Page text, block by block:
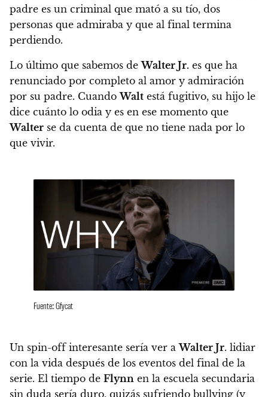
padre es un criminal que mató a su tío, dos
personas que admiraba y que al final termina
perdiendo.
Lo último que sabemos deWalter Jr. es que ha
renunciado por completo al amor y admiración
por su padre. CuandoWalt está fugitivo, su hijo le
dice cuánto lo odia y es en ese momento que
Walter se da cuenta de que no tiene nada por lo
que vivir.
Fuente: Gfycat
Un spin-off interesante sería ver aWalter Jr. lidiar
con la vida después de los eventos del final de la
serie. El tiempo de Flynn en la escuela secundaria
sin duda sería duro, quizás sufriendo bullying (y